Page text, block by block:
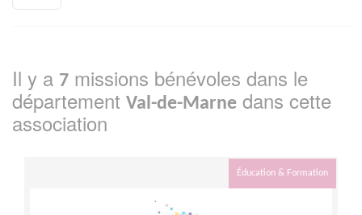
Il y a 7 missions bénévoles dans le
département Val-de-Marne dans cette
association
Éducation & Formation